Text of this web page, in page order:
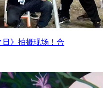
》拍摄现场！合